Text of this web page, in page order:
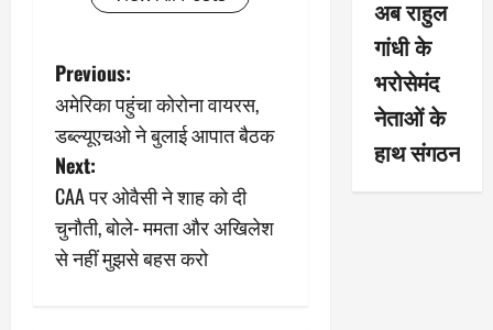
P
o
s
t
n
Previous:
अमेरिका पहुंचा कोरोना वायरस,
डब्ल्यूएचओ ने बुलाई आपात बैठक
Next:
CAA पर ओवैसी ने शाह को दी
चुनौती, बोले- ममता और अखिलेश
से नहीं मुझसे बहस करो
अब राहुल
गांधी के
भरोसेमंद
नेताओं के
हाथ संगठन